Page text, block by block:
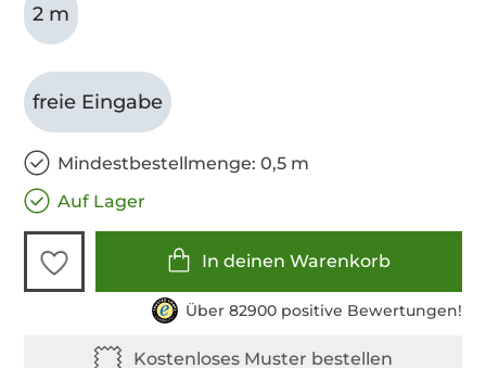
2 m
freie Eingabe
Mindestbestellmenge: 0,5 m
Auf Lager
In deinen Warenkorb
Über 82900 positive Bewertungen!